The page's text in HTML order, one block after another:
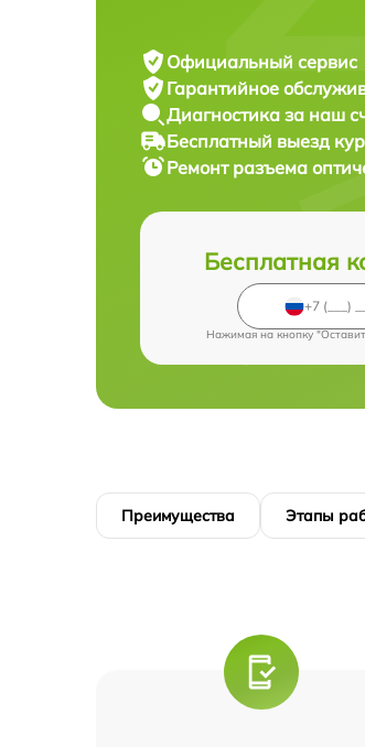
Официальный сервис
Гарантийное
Диагностика за наш
Бесплатный выезд
Ремонт разъема
Бесплатная
Нажимая на кнопку
Преимущества Этапы